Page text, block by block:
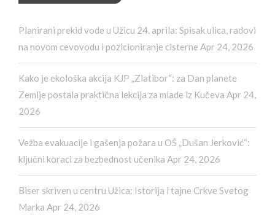
Planirani prekid vode u Užicu 24. aprila: Spisak ulica, radovi
na novom cevovodu i pozicioniranje cisterne Apr 24, 2026
Kako je ekološka akcija KJP „Zlatibor“: za Dan planete
Zemlje postala praktična lekcija za mlade iz Kučeva Apr 24,
2026
Vežba evakuacije i gašenja požara u OŠ „Dušan Jerković“:
ključni koraci za bezbednost učenika Apr 24, 2026
Biser skriven u centru Užica: Istorija i tajne Crkve Svetog
Marka Apr 24, 2026